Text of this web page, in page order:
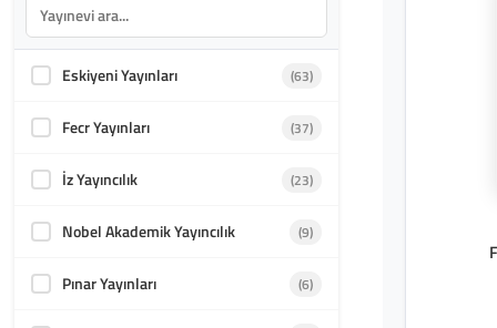
Eskiyeni Yayınları (63)
Fecr Yayınları (37)
İz Yayıncılık (23)
Nobel Akademik Yayıncılık (9)
Pınar Yayınları (6)